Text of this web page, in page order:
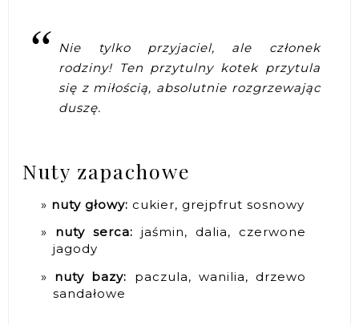
Nie tylko przyjaciel, ale członek
rodziny! Ten przytulny kotek przytula
się z miłością, absolutnie rozgrzewając
duszę.
Nuty zapachowe
nuty głowy: cukier, grejpfrut sosnowy
nuty serca: jaśmin, dalia, czerwone
jagody
nuty bazy: paczula, wanilia, drzewo
sandałowe